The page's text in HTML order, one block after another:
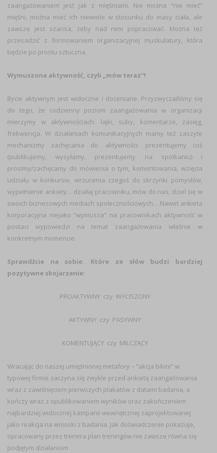
zaangażowaniem jest jak z mięśniami. Nie można “nie mieć”
mięśni, można mieć ich niewiele w stosunku do masy ciała, ale
zawsze jest szansa, żeby nad nimi popracować. Można też
przesadzić z formowaniem organizacyjnej muskulatury, która
będzie po prostu sztuczna.
Wymuszona aktywność, czyli „mów teraz”!
Bycie aktywnym jest widoczne i doceniane. Przyzwyczailiśmy się
do tego, że codzienny poziom zaangażowania w organizacji
mierzymy w aktywnościach: lajki, suby, komentarze, zasięg,
frekwencja. W działaniach komunikacyjnych mamy też zaszyte
mechanizmy zachęcania do aktywności: prezentujemy coś
(publikujemy, wysyłamy, prezentujemy na spotkaniu) i
prosimy/zachęcamy do mówienia o tym, komentowania, wzięcia
udziału w konkursie, wrzucenia czegoś do skrzynki pomysłów,
wypełnienie ankiety… działaj pracowniku, mów do nas, dziel się w
swoich biznesowych mediach społecznościowych… Nawet ankieta
korporacyjna niejako “wymusza” na pracownikach aktywność w
postaci wypowiedzi na temat zaangażowania właśnie w
konkretnym momencie.
Sprawdźcie na sobie. Które ze słów budzi bardziej
pozytywne skojarzenie:
PROAKTYWNY czy WYCISZONY
AKTYWNY czy PASYWNY
KOMENTUJĄCY czy MILCZĄCY
Wracając do naszej umięśnionej metafory – “akcja bikini” w
typowej firmie zaczyna się zwykle przed ankietą zaangażowania
wraz z zawiśnięciem pierwszych plakatów z datami badania, a
kończy wraz z opublikowaniem wyników oraz zakończeniem
najbardziej widocznej kampanii wewnętrznej zaprojektowanej
jako reakcja na wnioski z badania. Jak doświadczenie pokazuje,
opracowany przez trenera plan treningów nie zawsze równa się
podjętym działaniom.